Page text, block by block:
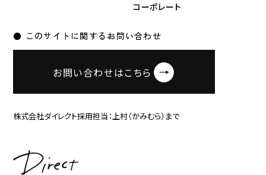
コーポレート
● このサイトに関するお問い合わせ
お問い合わせはこちら
株式会社ダイレクト採用担当：上村（かみむら）まで